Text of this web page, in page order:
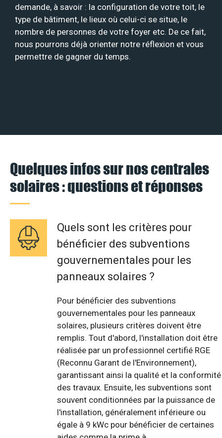
demande, à savoir : la configuration de votre toit, le
type de bâtiment, le lieux où celui-ci se situe, le
nombre de personnes de votre foyer etc. De ce fait,
nous pourrons déjà orienter notre réflexion et vous
permettre de gagner du temps.
Quelques infos sur nos centrales
solaires : questions et réponses
Quels sont les critères pour
bénéficier des subventions
gouvernementales pour les
panneaux solaires ?
Pour bénéficier des subventions
gouvernementales pour les panneaux
solaires, plusieurs critères doivent être
remplis. Tout d'abord, l'installation doit être
réalisée par un professionnel certifié RGE
(Reconnu Garant de l'Environnement),
garantissant ainsi la qualité et la conformité
des travaux. Ensuite, les subventions sont
souvent conditionnées par la puissance de
l'installation, généralement inférieure ou
égale à 9 kWc pour bénéficier de certaines